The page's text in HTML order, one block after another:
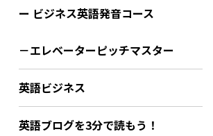
ー ビジネス英語発音コース
－エレベーターピッチマスター
英語ビジネス
英語ブログを3分で読もう！